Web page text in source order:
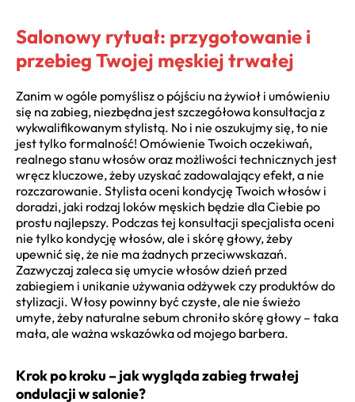
Salonowy rytuał: przygotowanie i
przebieg Twojej męskiej trwałej
Zanim w ogóle pomyślisz o pójściu na żywioł i umówieniu
się na zabieg, niezbędna jest szczegółowa konsultacja z
wykwalifikowanym stylistą. No i nie oszukujmy się, to nie
jest tylko formalność! Omówienie Twoich oczekiwań,
realnego stanu włosów oraz możliwości technicznych jest
wręcz kluczowe, żeby uzyskać zadowalający efekt, a nie
rozczarowanie. Stylista oceni kondycję Twoich włosów i
doradzi, jaki rodzaj loków męskich będzie dla Ciebie po
prostu najlepszy. Podczas tej konsultacji specjalista oceni
nie tylko kondycję włosów, ale i skórę głowy, żeby
upewnić się, że nie ma żadnych przeciwwskazań.
Zazwyczaj zaleca się umycie włosów dzień przed
zabiegiem i unikanie używania odżywek czy produktów do
stylizacji. Włosy powinny być czyste, ale nie świeżo
umyte, żeby naturalne sebum chroniło skórę głowy – taka
mała, ale ważna wskazówka od mojego barbera.
Krok po kroku – jak wygląda zabieg trwałej
ondulacji w salonie?